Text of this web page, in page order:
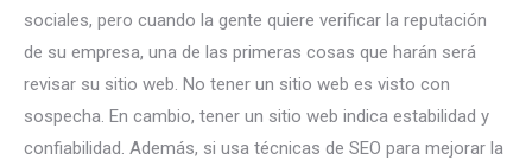
sociales, pero cuando la gente quiere verificar la reputación
de su empresa, una de las primeras cosas que harán será
revisar su sitio web. No tener un sitio web es visto con
sospecha. En cambio, tener un sitio web indica estabilidad y
confiabilidad. Además, si usa técnicas de SEO para mejorar la